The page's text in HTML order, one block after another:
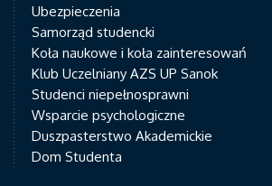
Ubezpieczenia
Samorząd studencki
Koła naukowe i koła zainteresowań
Klub Uczelniany AZS UP Sanok
Studenci niepełnosprawni
Wsparcie psychologiczne
Duszpasterstwo Akademickie
Dom Studenta